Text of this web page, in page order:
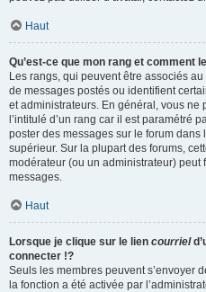
Haut
Qu’est-ce que mon rang et comment
Les rangs, qui peuvent être associés
de messages postés ou identifient
et administrateurs. En général, vous ne
l’intitulé d’un rang car il est paramétré
poster des messages sur le forum dans
supérieur. Sur la plupart des forums,
modérateur (ou un administrateur)
messages.
Haut
Lorsque je clique sur le lien courriel
connecter !?
Seuls les membres peuvent s’envoyer
la fonction a été activée par